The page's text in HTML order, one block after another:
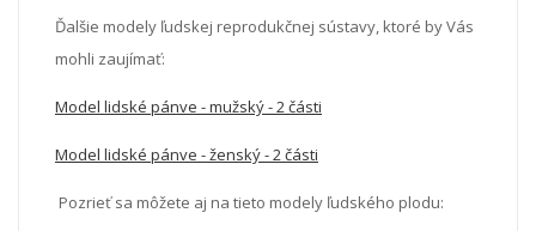
Ďalšie modely ľudskej reprodukčnej sústavy, ktoré by Vás
mohli zaujímať:
Model lidské pánve - mužský - 2 části
Model lidské pánve - ženský - 2 části
Pozrieť sa môžete aj na tieto modely ľudského plodu: